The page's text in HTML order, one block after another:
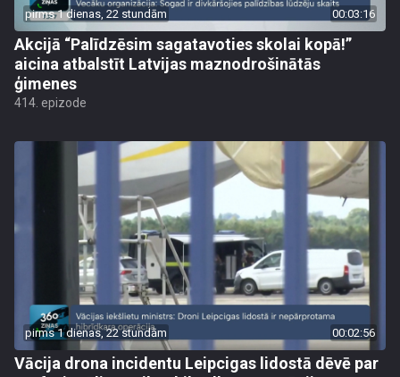
pirms 1 dienas, 22 stundām 00:03:16
Akcijā “Palīdzēsim sagatavoties skolai kopā!”
aicina atbalstīt Latvijas maznodrošinātās
ģimenes
414. epizode
pirms 1 dienas, 22 stundām 00:02:56
Vācija drona incidentu Leipcigas lidostā dēvē par